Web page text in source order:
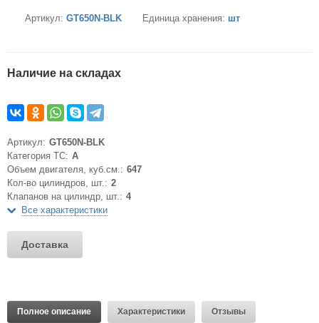
Артикул: GT650N-BLK Единица хранения: шт
Наличие на складах
Артикул: GT650N-BLK
Категория ТС: A
Объем двигателя, куб.см.: 647
Кол-во цилиндров, шт.: 2
Клапанов на цилиндр, шт.: 4
Все характеристики
Доставка
Полное описание Характеристики Отзывы